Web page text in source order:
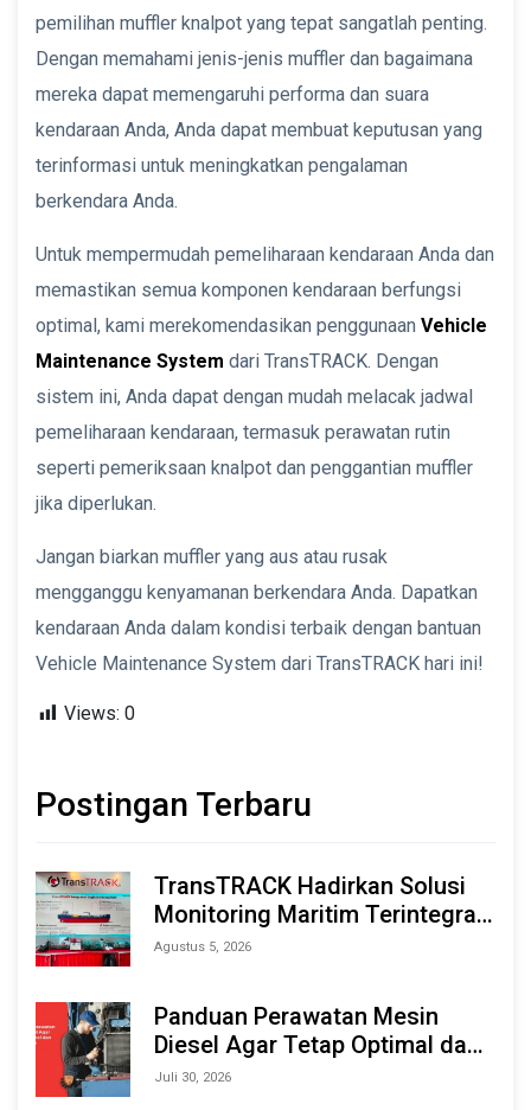
pemilihan muffler knalpot yang tepat sangatlah penting.
Dengan memahami jenis-jenis muffler dan bagaimana
mereka dapat memengaruhi performa dan suara
kendaraan Anda, Anda dapat membuat keputusan yang
terinformasi untuk meningkatkan pengalaman
berkendara Anda.
Untuk mempermudah pemeliharaan kendaraan Anda dan
memastikan semua komponen kendaraan berfungsi
optimal, kami merekomendasikan penggunaan Vehicle
Maintenance System dari TransTRACK. Dengan
sistem ini, Anda dapat dengan mudah melacak jadwal
pemeliharaan kendaraan, termasuk perawatan rutin
seperti pemeriksaan knalpot dan penggantian muffler
jika diperlukan.
Jangan biarkan muffler yang aus atau rusak
mengganggu kenyamanan berkendara Anda. Dapatkan
kendaraan Anda dalam kondisi terbaik dengan bantuan
Vehicle Maintenance System dari TransTRACK hari ini!
Views: 0
Postingan Terbaru
TransTRACK Hadirkan Solusi
Monitoring Maritim Terintegrasi
Berbasis AI & IoT di Indonesia
Agustus 5, 2026
Panduan Perawatan Mesin
Diesel Agar Tetap Optimal dan
Tahan Lama
Juli 30, 2026